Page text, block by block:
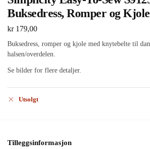
Buksedress, Romper og Kjole
kr179,00
Buksedress, romper og kjole med knytebelte til
halsen/overdelen.
Se bilder for flere detaljer.
Utsolgt
Tilleggsinformasjon